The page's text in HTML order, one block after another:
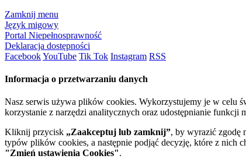
Zamknij menu
Język migowy
Portal Niepełnosprawność
Deklaracja dostępności
FacebookYouTube Tik Tok Instagram RSS
Informacja o przetwarzaniu danych
Nasz serwis używa plików cookies. Wykorzystujemy je w celu
korzystanie z narzędzi analitycznych oraz udostępnianie funkcji
Kliknij przycisk „Zaakceptuj lub zamknij”, by wyrazić zgodę
typów plików cookies, a następnie podjąć decyzję, które z nich
"Zmień ustawienia Cookies".